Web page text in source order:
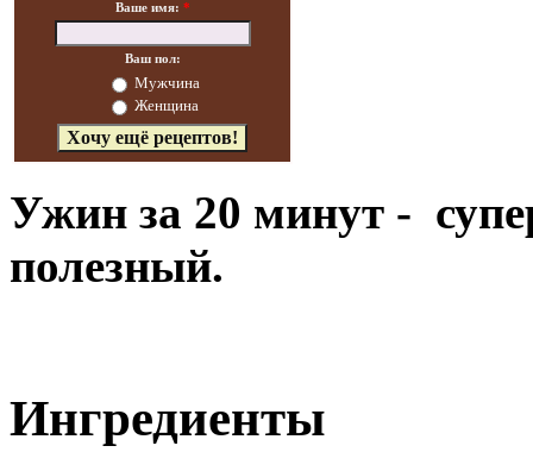
Ваше имя: *
Ваш пол:
Мужчина
Женщина
Ужин за 20 минут -
полезный.
Ингредиенты